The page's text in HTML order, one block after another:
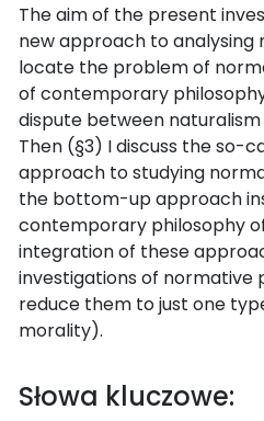
The aim of the present
new approach to analysing
locate the problem of
of contemporary
dispute between
Then (§3) I discuss the so-
approach to studying
the bottom-up approach
contemporary philosophy
integration of these
investigations of normative
reduce them to just one
morality).
Słowa kluczowe: